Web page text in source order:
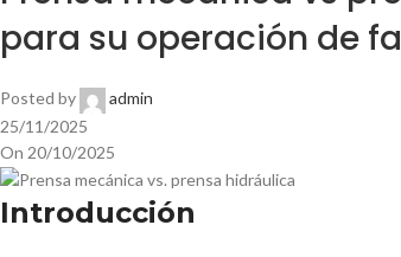
para su operación de
Posted by
admin
25/11/2025
On 20/10/2025
Introducción